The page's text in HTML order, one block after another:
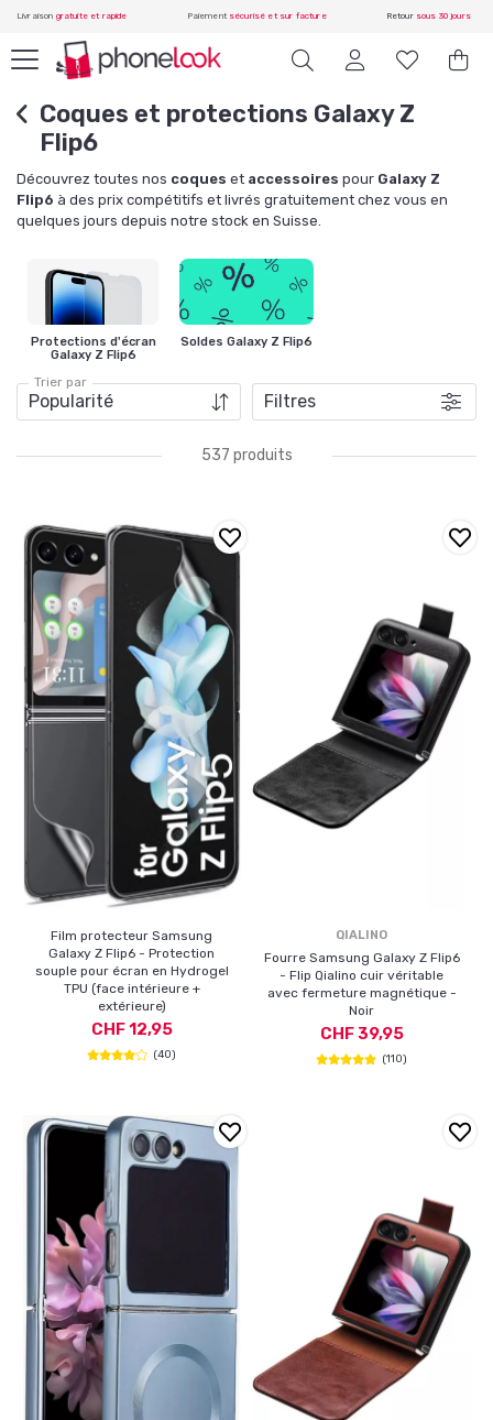
Livraison gratuite et rapide Paiement sécurisé et sur facture Retour sous 30 jours
Coques et protections Galaxy Z
Flip6
Découvrez toutes nos coques et accessoires pour Galaxy Z
Flip6 à des prix compétitifs et livrés gratuitement chez vous en
quelques jours depuis notre stock en Suisse.
Protections d'écran
Galaxy Z Flip6
Soldes Galaxy Z Flip6
Trier par
Filtres
537 produits
Film protecteur Samsung
Galaxy Z Flip6 - Protection
souple pour écran en Hydrogel
TPU (face intérieure +
extérieure)
CHF 12,95
(40)
QIALINO
Fourre Samsung Galaxy Z Flip6
- Flip Qialino cuir véritable
avec fermeture magnétique -
Noir
CHF 39,95
(110)